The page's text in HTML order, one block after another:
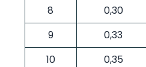
8
0,30
9
0,33
10
0,35